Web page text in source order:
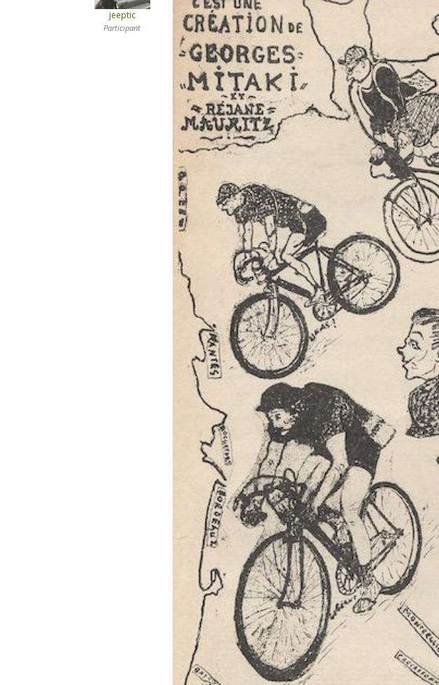
jeeptic
Participant